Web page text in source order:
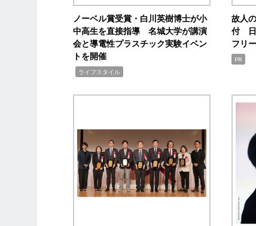
ノーベル賞受賞・白川英樹博士が小
中高生を直接指導 名城大学が講演
会と導電性プラスチック実験イベン
トを開催
ライフスタイル
故人
付 日
フリ
PR